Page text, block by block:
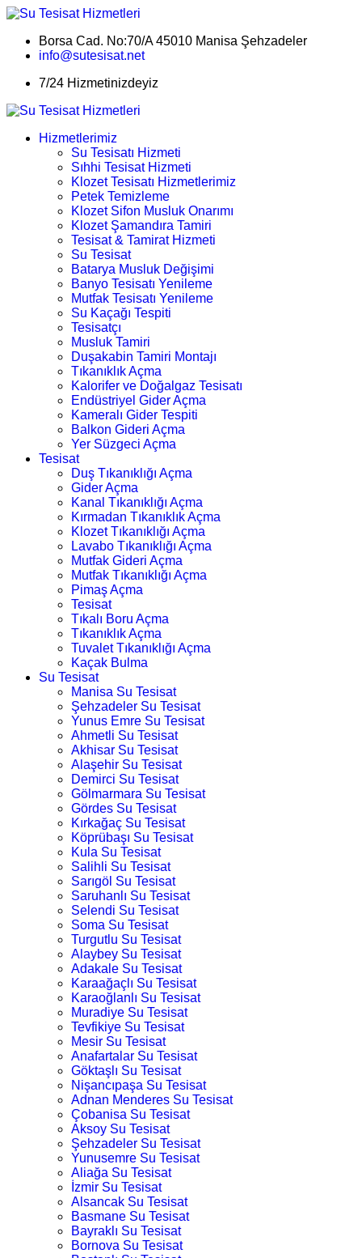
Borsa Cad. No:70/A 45010 Manisa Şehzadeler
info@sutesisat.net
7/24 Hizmetinizdeyiz
Hizmetlerimiz
Su Tesisatı Hizmeti
Sıhhi Tesisat Hizmeti
Klozet Tesisatı Hizmetlerimiz
Petek Temizleme
Klozet Sifon Musluk Onarımı
Klozet Şamandıra Tamiri
Tesisat & Tamirat Hizmeti
Su Tesisat
Batarya Musluk Değişimi
Banyo Tesisatı Yenileme
Mutfak Tesisatı Yenileme
Su Kaçağı Tespiti
Tesisatçı
Musluk Tamiri
Duşakabin Tamiri Montajı
Tıkanıklık Açma
Kalorifer ve Doğalgaz Tesisatı
Endüstriyel Gider Açma
Kameralı Gider Tespiti
Balkon Gideri Açma
Yer Süzgeci Açma
Tesisat
Duş Tıkanıklığı Açma
Gider Açma
Kanal Tıkanıklığı Açma
Kırmadan Tıkanıklık Açma
Klozet Tıkanıklığı Açma
Lavabo Tıkanıklığı Açma
Mutfak Gideri Açma
Mutfak Tıkanıklığı Açma
Pimaş Açma
Tesisat
Tıkalı Boru Açma
Tıkanıklık Açma
Tuvalet Tıkanıklığı Açma
Kaçak Bulma
Su Tesisat
Manisa Su Tesisat
Şehzadeler Su Tesisat
Yunus Emre Su Tesisat
Ahmetli Su Tesisat
Akhisar Su Tesisat
Alaşehir Su Tesisat
Demirci Su Tesisat
Gölmarmara Su Tesisat
Gördes Su Tesisat
Kırkağaç Su Tesisat
Köprübaşı Su Tesisat
Kula Su Tesisat
Salihli Su Tesisat
Sarıgöl Su Tesisat
Saruhanlı Su Tesisat
Selendi Su Tesisat
Soma Su Tesisat
Turgutlu Su Tesisat
Alaybey Su Tesisat
Adakale Su Tesisat
Karaağaçlı Su Tesisat
Karaoğlanlı Su Tesisat
Muradiye Su Tesisat
Tevfikiye Su Tesisat
Mesir Su Tesisat
Anafartalar Su Tesisat
Göktaşlı Su Tesisat
Nişancıpaşa Su Tesisat
Adnan Menderes Su Tesisat
Çobanisa Su Tesisat
Aksoy Su Tesisat
Şehzadeler Su Tesisat
Yunusemre Su Tesisat
Aliağa Su Tesisat
İzmir Su Tesisat
Alsancak Su Tesisat
Basmane Su Tesisat
Bayraklı Su Tesisat
Bornova Su Tesisat